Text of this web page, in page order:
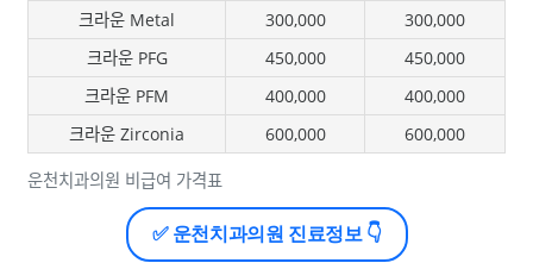
운천치과의원 비급여 가격표
크라운 Metal
300,000
300,000
크라운 PFG
450,000
450,000
크라운 PFM
400,000
400,000
크라운 Zirconia
600,000 600,000
✅ 운천치과의원 진료정보 👇